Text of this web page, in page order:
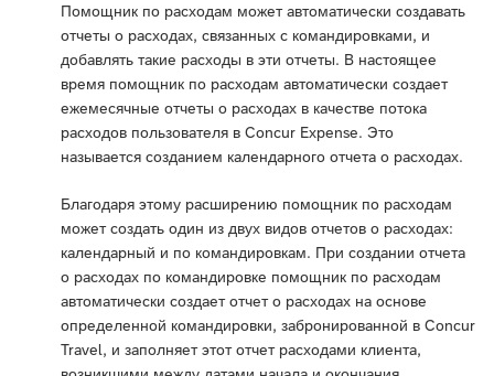
Помощник по расходам может автоматически создавать
отчеты о расходах, связанных с командировками, и
добавлять такие расходы в эти отчеты. В настоящее
время помощник по расходам автоматически создает
ежемесячные отчеты о расходах в качестве потока
расходов пользователя в Concur Expense. Это
называется созданием календарного отчета о расходах.
Благодаря этому расширению помощник по расходам
может создать один из двух видов отчетов о расходах:
календарный и по командировкам. При создании отчета
о расходах по командировке помощник по расходам
автоматически создает отчет о расходах на основе
определенной командировки, забронированной в Concur
Travel, и заполняет этот отчет расходами клиента,